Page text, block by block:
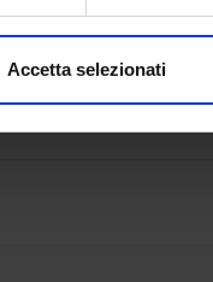
dalla
potrebbero
Accetta selezionati